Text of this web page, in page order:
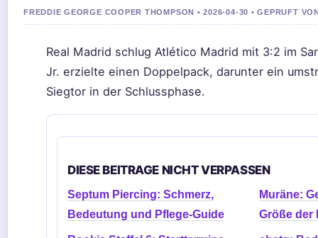
FREDDIE GEORGE COOPER THOMPSON • 2026-04-30 • GEPRUFT
Real Madrid schlug Atlético Madrid mit 3:2 im
Jr. erzielte einen Doppelpack, darunter ein
Siegtor in der Schlussphase.
DIESE BEITRAGE NICHT VERPASSEN
Septum Piercing: Schmerz,
Bedeutung und Pflege-Guide
Muräne:
Größe der